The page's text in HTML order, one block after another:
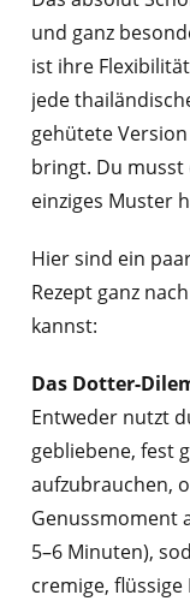
und ganz
ist ihre
jede
gehütete
bringt. Du musst
einziges Muster
Hier sind ein
Rezept ganz
kannst:
Das Dotter-
Entweder nutzt
gebliebene, fest
aufzubrauchen,
Genussmoment
5–6 Minuten),
cremige,